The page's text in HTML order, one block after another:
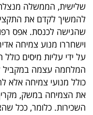
שלישית, הממשלה
להמשיך לקדם את
שהגישה לכנסת. אפס
וישחררו מנוע צמיחה
על ידי עליות מיסים
המלחמה עצמה במקביל
כולל מנועי צמיחה אלא
את הצמיחה במשק,
השכירות. כלומר, ככל